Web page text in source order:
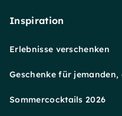
Inspiration
Erlebnisse verschenken
Geschenke für
Sommercocktails 2026